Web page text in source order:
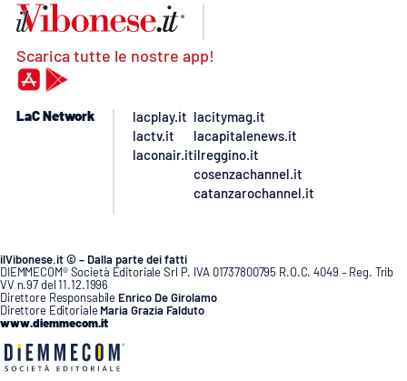
Scarica tutte le nostre app!
LaC Network
lacplay.it
lactv.it
laconair.it
lacitymag.it
lacapitalenews.it
ilreggino.it
cosenzachannel.it
catanzarochannel.it
ilVibonese.it © – Dalla parte dei fatti
DIEMMECOM® Società Editoriale Srl P. IVA 01737800795 R.O.C. 4049 – Reg. Trib
VV n.97 del 11.12.1996
Direttore Responsabile Enrico De Girolamo
Direttore Editoriale Maria Grazia Falduto
www.diemmecom.it